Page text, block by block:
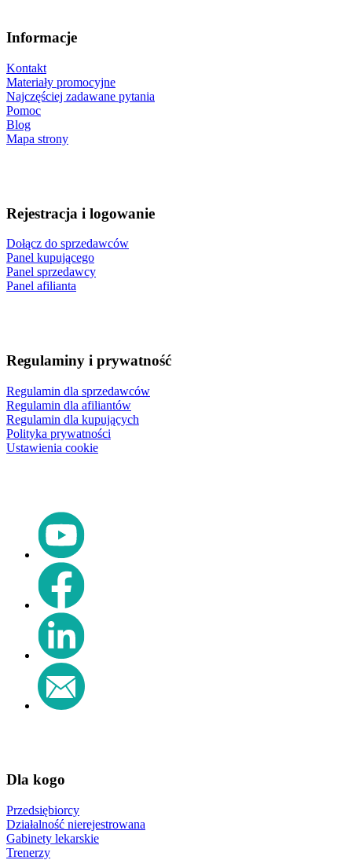
Informacje
Kontakt
Materiały promocyjne
Najczęściej zadawane pytania
Pomoc
Blog
Mapa strony
Rejestracja i logowanie
Dołącz do sprzedawców
Panel kupującego
Panel sprzedawcy
Panel afilianta
Regulaminy i prywatność
Regulamin dla sprzedawców
Regulamin dla afiliantów
Regulamin dla kupujących
Polityka prywatności
Ustawienia cookie
Dla kogo
Przedsiębiorcy
Działalność nierejestrowana
Gabinety lekarskie
Trenerzy